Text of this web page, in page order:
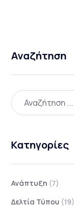
Αναζήτηση
Κατηγορίες
Ανάπτυξη (7)
Δελτία Τύπου (19)